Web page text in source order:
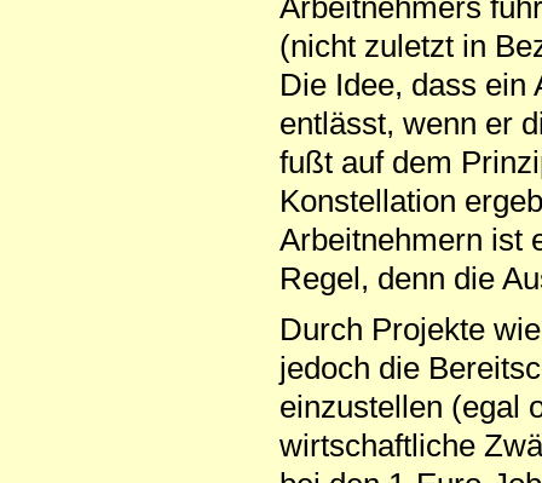
(nicht zuletzt in
Die Idee, dass ein
entlässt, wenn er
fußt auf dem
Konstellation
Arbeitnehmern ist
Regel, denn die
Durch Projekte
jedoch die
einzustellen (egal
wirtschaftliche